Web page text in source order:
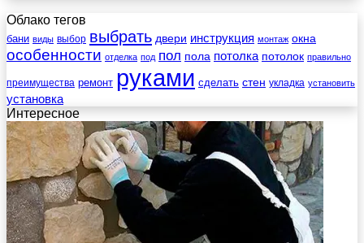
Облако тегов
бани виды выбор выбрать двери инструкция монтаж окна
особенности отделка под пол пола потолка потолок правильно
преимущества ремонт руками сделать стен укладка установить
установка
Интересное